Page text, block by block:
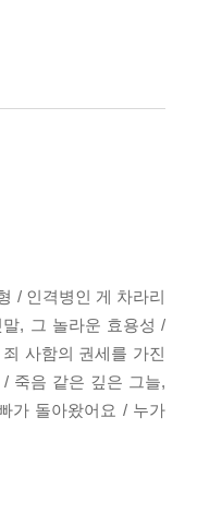
/ 인격병인 게 차라리
, 그 놀라운 효용성 /
사함의 권세를 가진
죽음 같은 깊은 그늘,
가 돌아왔어요 / 누가